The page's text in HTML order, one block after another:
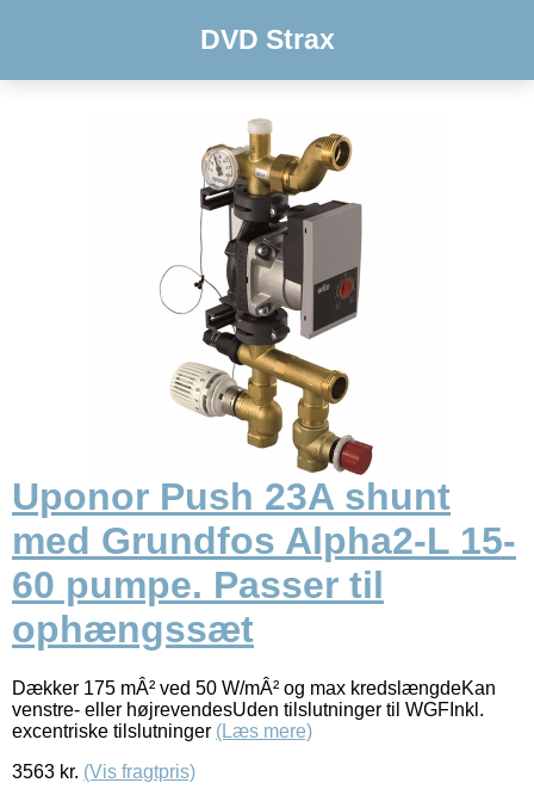
DVD Strax
Uponor Push 23A shunt
med Grundfos Alpha2-L 15-
60 pumpe. Passer til
ophængssæt
Dækker 175 mÂ² ved 50 W/mÂ² og max kredslængdeKan
venstre- eller højrevendesUden tilslutninger til WGFInkl.
excentriske tilslutninger (Læs mere)
3563 kr. (Vis fragtpris)